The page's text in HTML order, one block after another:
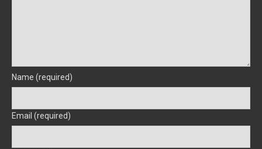
Name (required)
Email (required)